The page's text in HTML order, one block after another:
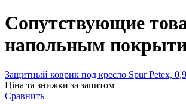
Сопутствующие
напольным
Защитный коврик под кресло Spur Petex,
Ціна та знижки за запитом
Сравнить